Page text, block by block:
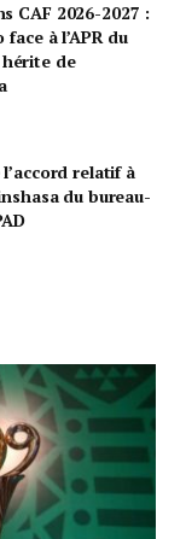
CAF 2026-2027 :
à l’APR du
de
relatif à
du bureau-